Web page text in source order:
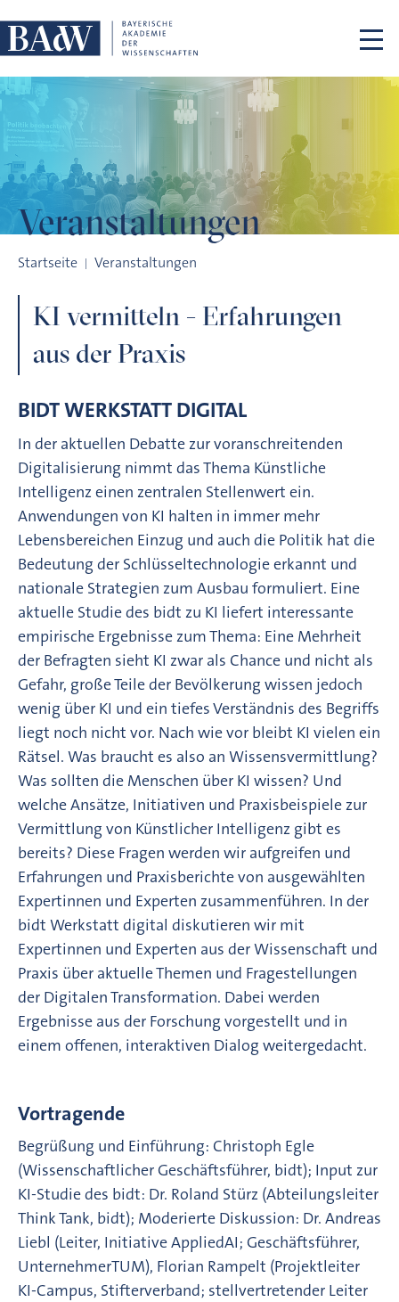
Veranstaltungen
Startseite Veranstaltungen
KI vermitteln - Erfahrungen
aus der Praxis
BIDT WERKSTATT DIGITAL
In der aktuellen Debatte zur voranschreitenden
Digitalisierung nimmt das Thema Künstliche
Intelligenz einen zentralen Stellenwert ein.
Anwendungen von KI halten in immer mehr
Lebensbereichen Einzug und auch die Politik hat die
Bedeutung der Schlüsseltechnologie erkannt und
nationale Strategien zum Ausbau formuliert. Eine
aktuelle Studie des bidt zu KI liefert interessante
empirische Ergebnisse zum Thema: Eine Mehrheit
der Befragten sieht KI zwar als Chance und nicht als
Gefahr, große Teile der Bevölkerung wissen jedoch
wenig über KI und ein tiefes Verständnis des Begriffs
liegt noch nicht vor. Nach wie vor bleibt KI vielen ein
Rätsel. Was braucht es also an Wissensvermittlung?
Was sollten die Menschen über KI wissen? Und
welche Ansätze, Initiativen und Praxisbeispiele zur
Vermittlung von Künstlicher Intelligenz gibt es
bereits? Diese Fragen werden wir aufgreifen und
Erfahrungen und Praxisberichte von ausgewählten
Expertinnen und Experten zusammenführen. In der
bidt Werkstatt digital diskutieren wir mit
Expertinnen und Experten aus der Wissenschaft und
Praxis über aktuelle Themen und Fragestellungen
der Digitalen Transformation. Dabei werden
Ergebnisse aus der Forschung vorgestellt und in
einem offenen, interaktiven Dialog weitergedacht.
Vortragende
Begrüßung und Einführung: Christoph Egle
(Wissenschaftlicher Geschäftsführer, bidt); Input zur
KI-Studie des bidt: Dr. Roland Stürz (Abteilungsleiter
Think Tank, bidt); Moderierte Diskussion: Dr. Andreas
Liebl (Leiter, Initiative AppliedAI; Geschäftsführer,
UnternehmerTUM), Florian Rampelt (Projektleiter
KI-Campus, Stifterverband; stellvertretender Leiter